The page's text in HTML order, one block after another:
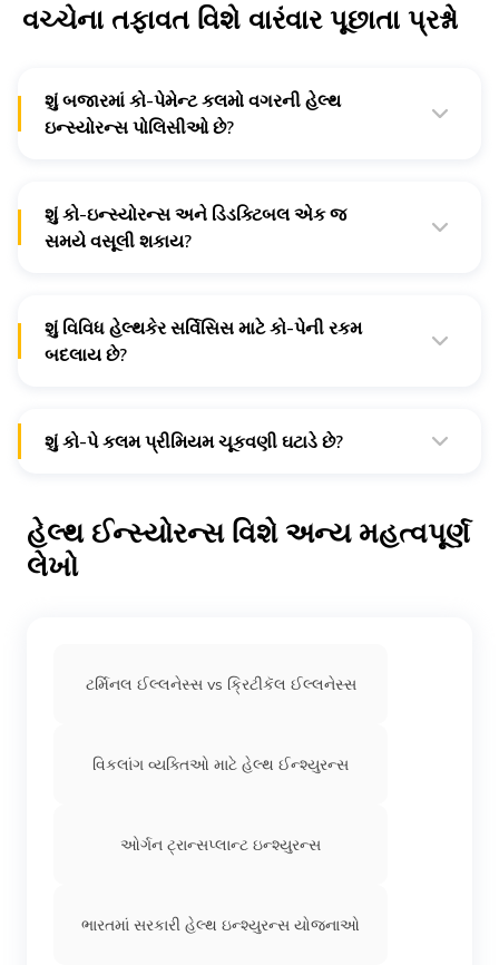
વચ્ચેના તફાવત વિશે વારંવાર પૂછાતા પ્રશ્નો
શું બજારમાં કો-પેમેન્ટ કલમો વગરની હેલ્થ
ઇન્સ્યોરન્સ પોલિસીઓ છે?
શું કો-ઇન્સ્યોરન્સ અને ડિડક્ટિબલ એક જ
સમયે વસૂલી શકાય?
શું વિવિધ હેલ્થકેર સર્વિસિસ માટે કો-પેની રકમ
બદલાય છે?
શું કો-પે કલમ પ્રીમિયમ ચૂકવણી ઘટાડે છે?
હેલ્થ ઈન્સ્યોરન્સ વિશે અન્ય મહત્વપૂર્ણ
લેખો
ટર્મિનલ ઈલ્લનેસ્સ vs ક્રિટીકૅલ ઈલ્લનેસ્સ
વિકલાંગ વ્યક્તિઓ માટે હેલ્થ ઈન્શ્યુરન્સ
ઓર્ગન ટ્રાન્સપ્લાન્ટ ઇન્શ્યુરન્સ
ભારતમાં સરકારી હેલ્થ ઇન્શ્યુરન્સ યોજનાઓ